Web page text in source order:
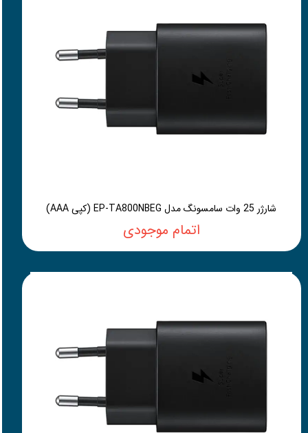
شارژر 25 وات سامسونگ مدل EP-TA800NBEG (کپی AAA)
اتمام موجودی